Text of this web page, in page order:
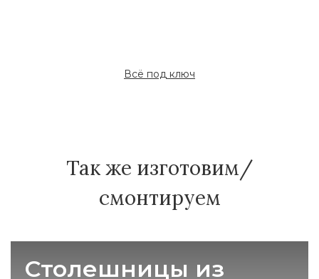
Всё под ключ
Так же изготовим/
смонтируем
Столешницы из